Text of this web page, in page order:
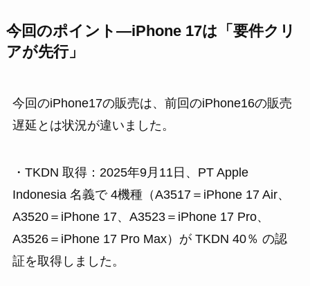
今回のポイント―iPhone 17は「要件クリ
アが先行」
今回のiPhone17の販売は、前回のiPhone16の販売
遅延とは状況が違いました。
・TKDN 取得：2025年9月11日、PT Apple
Indonesia 名義で 4機種（A3517＝iPhone 17 Air、
A3520＝iPhone 17、A3523＝iPhone 17 Pro、
A3526＝iPhone 17 Pro Max）が TKDN 40％ の認
証を取得しました。